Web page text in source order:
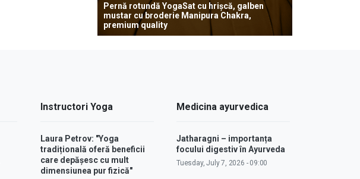
Pernă rotundă YogaSat cu hrișcă, galben
mustar cu broderie Manipura Chakra,
premium quality
Instructori Yoga
Laura Petrov: "Yoga
tradițională oferă beneficii
care depășesc cu mult
dimensiunea pur fizică"
Medicina ayurvedica
Jatharagni – importanța
focului digestiv în Ayurveda
Tuesday, July 7, 2026 - 09:00